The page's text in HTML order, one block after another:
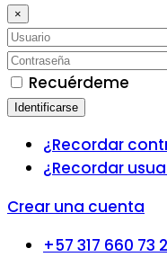
×
Recuérdeme
Identificarse
¿Recordar
¿Recordar
Crear una cuenta
+57 317 660 73